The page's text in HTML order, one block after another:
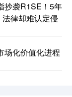
抄袭R1SE！5年
律却难认定侵
场化价值化进程